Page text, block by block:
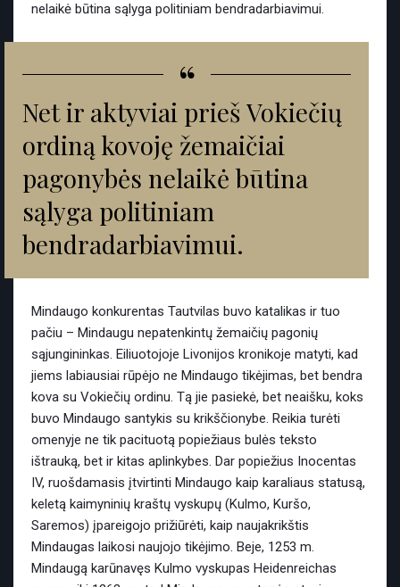
nelaikė būtina sąlyga politiniam bendradarbiavimui.
“
Net ir aktyviai prieš Vokiečių
ordiną kovoję žemaičiai
pagonybės nelaikė būtina
sąlyga politiniam
bendradarbiavimui.
Mindaugo konkurentas Tautvilas buvo katalikas ir tuo
pačiu – Mindaugu nepatenkintų žemaičių pagonių
sąjungininkas. Eiliuotojoje Livonijos kronikoje matyti, kad
jiems labiausiai rūpėjo ne Mindaugo tikėjimas, bet bendra
kova su Vokiečių ordinu. Tą jie pasiekė, bet neaišku, koks
buvo Mindaugo santykis su krikščionybe. Reikia turėti
omenyje ne tik pacituotą popiežiaus bulės teksto
ištrauką, bet ir kitas aplinkybes. Dar popiežius Inocentas
IV, ruošdamasis įtvirtinti Mindaugo kaip karaliaus statusą,
keletą kaimyninių kraštų vyskupų (Kulmo, Kuršo,
Saremos) įpareigojo prižiūrėti, kaip naujakrikštis
Mindaugas laikosi naujojo tikėjimo. Beje, 1253 m.
Mindaugą karūnavęs Kulmo vyskupas Heidenreichas